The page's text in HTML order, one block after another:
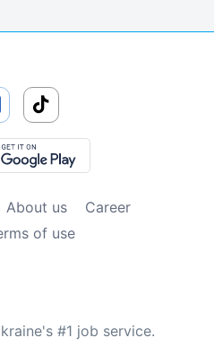
About us
Сareer
of use
#1 job service.